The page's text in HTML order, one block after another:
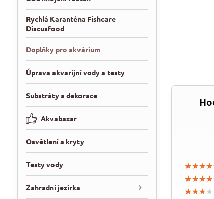
Rychlá Karanténa Fishcare
Discusfood
Doplňky pro akvárium
Úprava akvarijní vody a testy
Substráty a dekorace
Akvabazar
Osvětlení a kryty
Testy vody
Zahradní jezírka